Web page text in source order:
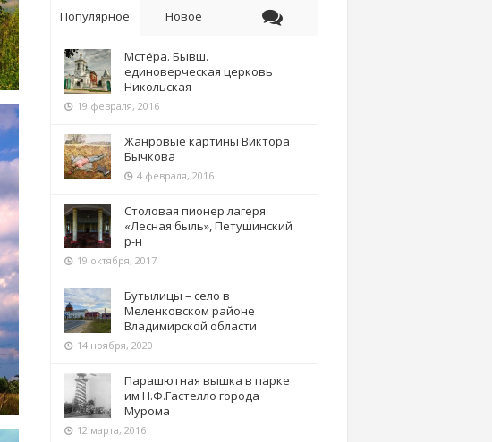
Популярное Новое
Мстёра. Бывш.
единоверческая церковь
Никольская
19 февраля, 2016
Жанровые картины Виктора
Бычкова
4 февраля, 2016
Столовая пионер лагеря
«Лесная быль», Петушинский
р-н
19 октября, 2017
Бутылицы – село в
Меленковском районе
Владимирской области
14 ноября, 2020
Парашютная вышка в парке
им Н.Ф.Гастелло города
Мурома
12 марта, 2016